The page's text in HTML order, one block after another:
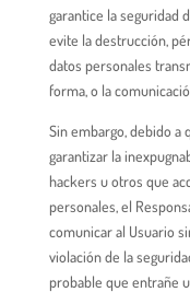
garantice la seguridad
evite la destrucción,
datos personales
forma, o la
Sin embargo, debido a
garantizar la
hackers u otros que
personales, el
comunicar al Usuario
violación de la
probable que entrañe